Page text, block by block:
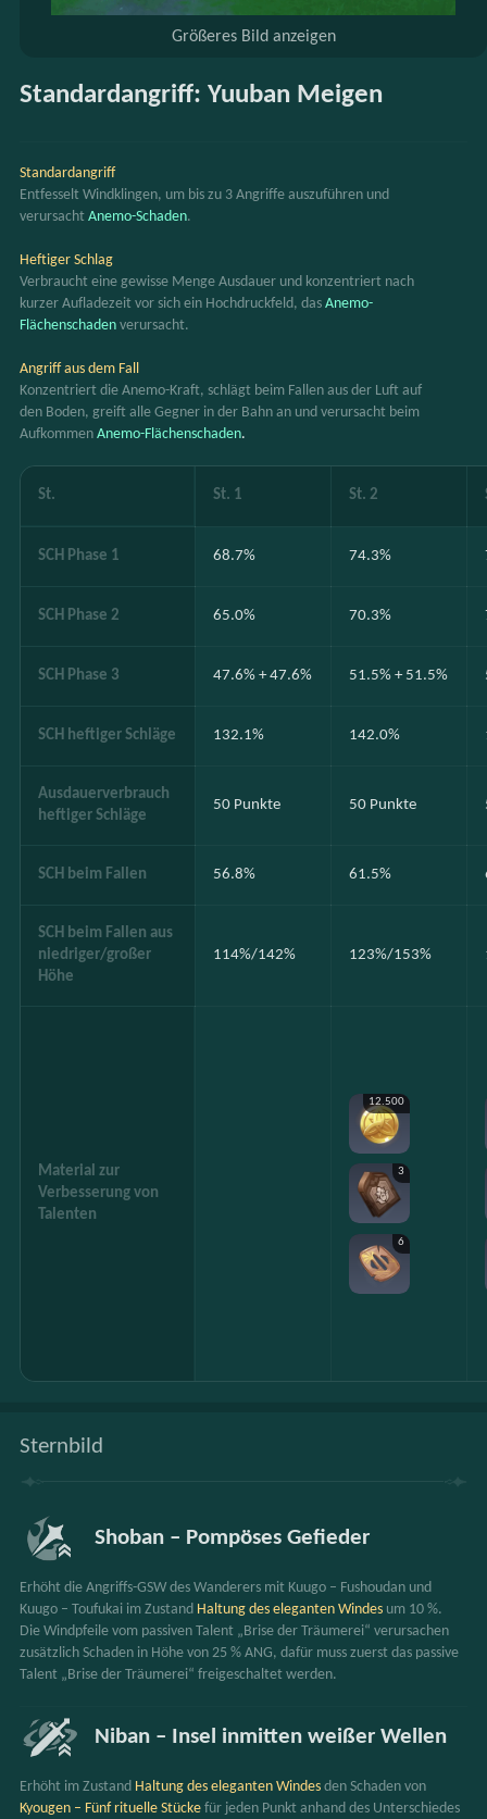
Größeres Bild anzeigen
Standardangriff: Yuuban Meigen
Standardangriff
Entfesselt Windklingen, um bis zu 3 Angriffe auszuführen und
verursacht Anemo-Schaden.
Heftiger Schlag
Verbraucht eine gewisse Menge Ausdauer und konzentriert nach
kurzer Aufladezeit vor sich ein Hochdruckfeld, das Anemo-
Flächenschaden verursacht.
Angriff aus dem Fall
Konzentriert die Anemo-Kraft, schlägt beim Fallen aus der Luft auf
den Boden, greift alle Gegner in der Bahn an und verursacht beim
Aufkommen Anemo-Flächenschaden.
St. St. 1 St. 2
SCH Phase 1 68.7% 74.3%
SCH Phase 2 65.0% 70.3%
SCH Phase 3 47.6% + 47.6% 51.5% + 51.5%
SCH heftiger Schläge 132.1% 142.0%
Ausdauerverbrauch
heftiger Schläge
50 Punkte 50 Punkte
SCH beim Fallen 56.8% 61.5%
SCH beim Fallen aus
niedriger/großer
Höhe
114%/142% 123%/153%
Material zur
Verbesserung von
Talenten
12.500
3
6
Sternbild
Shoban – Pompöses Gefieder
Erhöht die Angriffs-GSW des Wanderers mit Kuugo – Fushoudan und
Kuugo – Toufukai im Zustand Haltung des eleganten Windes um 10 %.
Die Windpfeile vom passiven Talent „Brise der Träumerei“ verursachen
zusätzlich Schaden in Höhe von 25 % ANG, dafür muss zuerst das passive
Talent „Brise der Träumerei“ freigeschaltet werden.
Niban – Insel inmitten weißer Wellen
Erhöht im Zustand Haltung des eleganten Windes den Schaden von
Kyougen – Fünf rituelle Stücke für jeden Punkt anhand des Unterschiedes